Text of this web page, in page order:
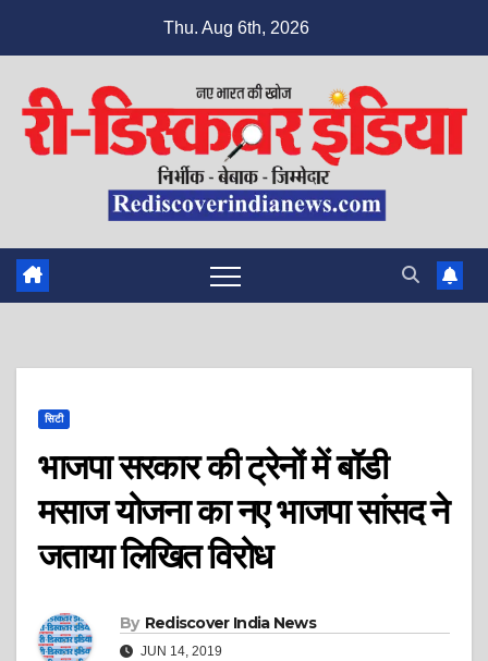
Thu. Aug 6th, 2026
सिटी
भाजपा सरकार की ट्रेनों में बॉडी
मसाज योजना का नए भाजपा सांसद ने
जताया लिखित विरोध
By Rediscover India News
JUN 14, 2019